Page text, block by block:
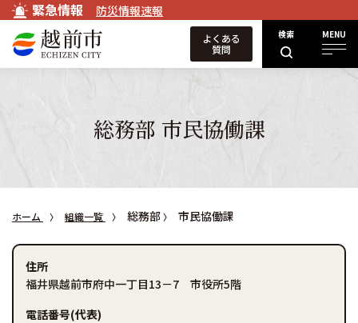
緊急情報 防災情報速報
検索 MENU
よくある
質問
総務部 市民協働課
ホーム 組織一覧 総務部 市民協働課
住所
福井県越前市府中一丁目13－7 市役所5階
電話番号(代表)